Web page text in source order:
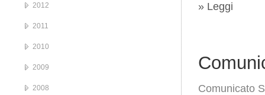
» Leggi
Comunicato
2012
2011
2010
2009
2008